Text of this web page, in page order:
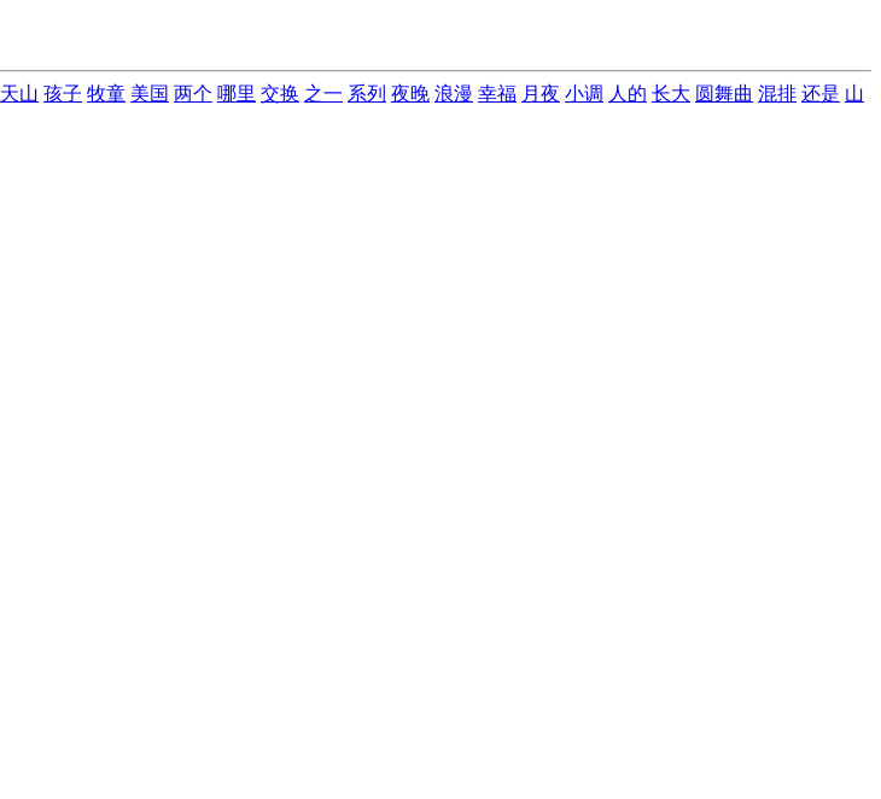
天山 孩子 牧童 美国 两个 哪里 交换 之一 系列 夜晚 浪漫 幸福 月夜 小调 人的 长大 圆舞曲 混排 还是 山